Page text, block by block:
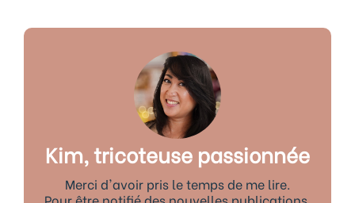
Kim, tricoteuse passionnée
Merci d'avoir pris le temps de me lire.
Pour être notifié des nouvelles publications,